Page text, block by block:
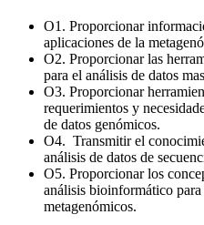
O1. Proporcionar
aplicaciones de la
O2. Proporcionar las
para el análisis de datos
O3. Proporcionar
requerimientos y
de datos genómicos.
O4. Transmitir el
análisis de datos de
O5. Proporcionar los
análisis bioinformático para
metagenómicos.